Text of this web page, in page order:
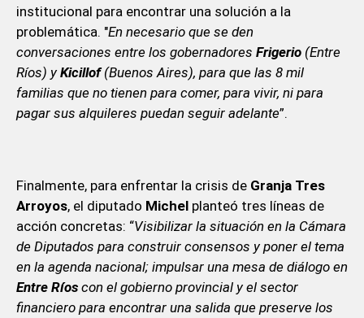
institucional para encontrar una solución a la
problemática. "En necesario que se den
conversaciones entre los gobernadores Frigerio(Entre
Ríos) yKicillof(Buenos Aires), para que las 8 mil
familias que no tienen para comer, para vivir, ni para
pagar sus alquileres puedan seguir adelante”.
Finalmente, para enfrentar la crisis de Granja Tres
Arroyos, el diputado Michelplanteó tres líneas de
acción concretas: “Visibilizar la situación en la Cámara
de Diputados para construir consensos y poner el tema
en la agenda nacional; impulsar una mesa de diálogo en
Entre Ríoscon el gobierno provincial y el sector
financiero para encontrar una salida que preserve los